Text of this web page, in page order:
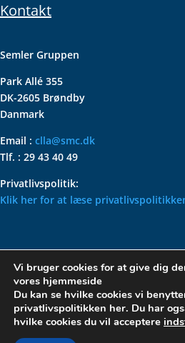
Kontakt
Semler Gruppen
Park Allé 355
DK-2605 Brøndby
Danmark
Email : clla@smc.dk
Tlf. : 29 43 40 49
Privatlivspolitik:
Klik her for at læse
PARTS –
KLASSISKE
Vi bruger cookies for at give dig
vores hjemmeside
Du kan se hvilke cookies vi
privatlivspolitikken her. Du har
hvilke cookies du vil acceptere